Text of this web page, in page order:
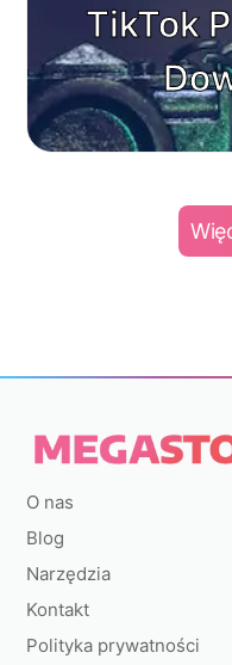
TikTok
O nas
Blog
Narzędzia
Kontakt
Polityka prywatności